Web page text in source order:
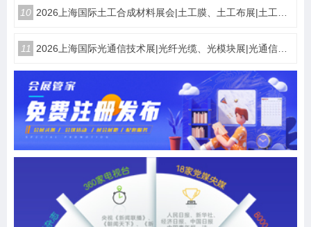
10 2026上海国际土工合成材料展会|土工膜、土工布展|土工合成材料仪器、设备展览会
11 2026上海国际光通信技术展|光纤光缆、光模块展|光通信设备展览会